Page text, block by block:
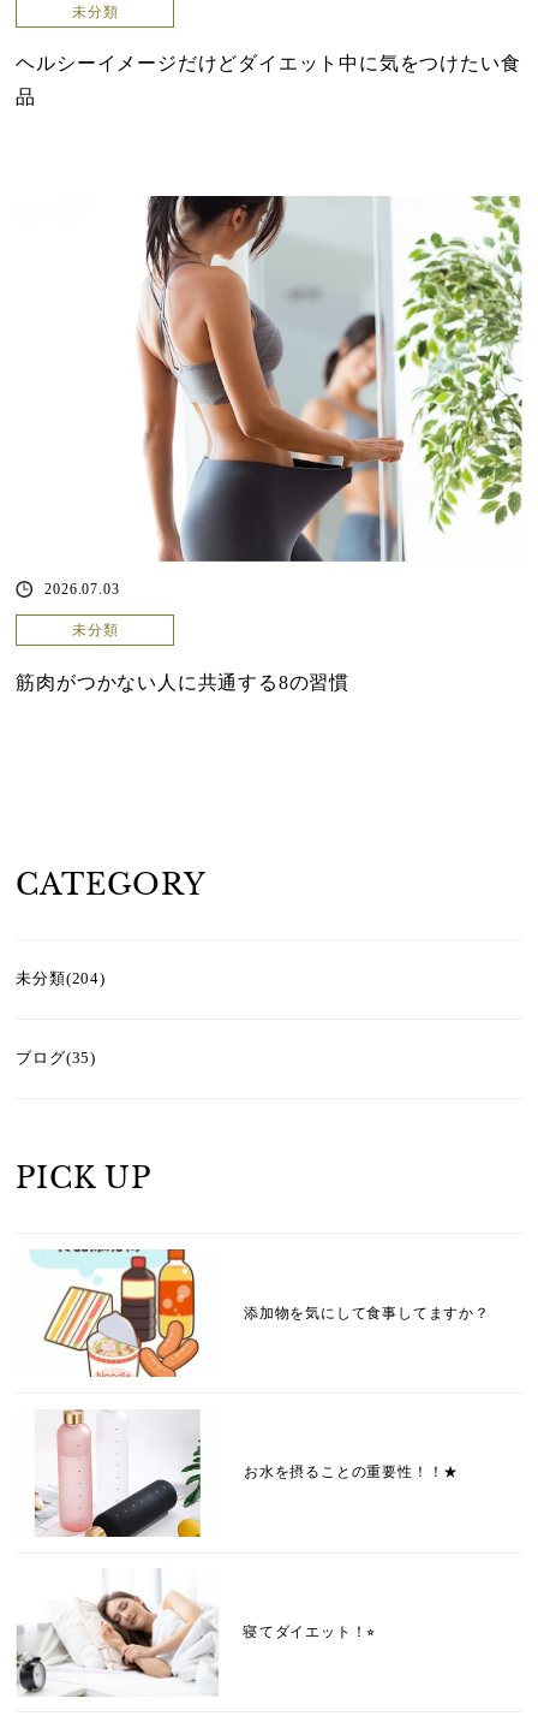
未分類
ヘルシーイメージだけどダイエット中に気をつけたい食
品
2026.07.03
未分類
筋肉がつかない人に共通する8の習慣
CATEGORY
未分類(204)
ブログ(35)
PICK UP
添加物を気にして食事してますか？
お水を摂ることの重要性！！★
寝てダイエット！⭐︎